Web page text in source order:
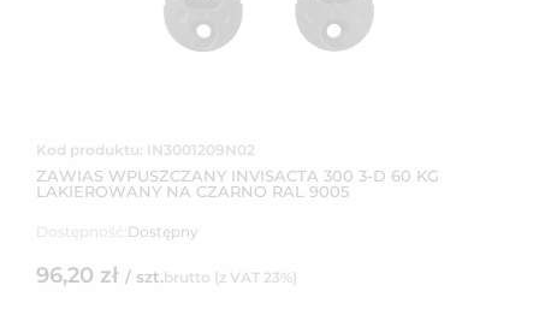
Kod produktu: IN3001209N02
ZAWIAS WPUSZCZANY INVISACTA 300 3-D 60 KG
LAKIEROWANY NA CZARNO RAL 9005
Dostępność: Dostępny
96,20 zł / szt.brutto (z VAT 23%)